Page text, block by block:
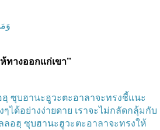
ทางออกแก่เขา”
ซุบฮานะฮูวะตะอาลาจะทรงชี้แนะ
ได้อย่างง่ายดาย เราจะไม่กลัดกลุ้มกับ
ลอฮฺ ซุบฮานะฮูวะตะอาลาจะทรงให้